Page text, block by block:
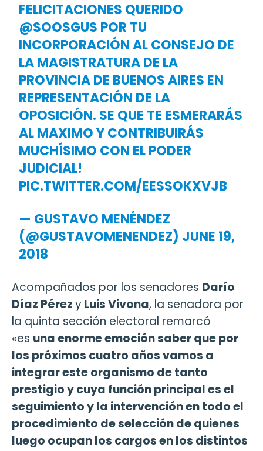
FELICITACIONES QUERIDO
@SOOSGUS POR TU
INCORPORACIÓN AL CONSEJO DE
LA MAGISTRATURA DE LA
PROVINCIA DE BUENOS AIRES EN
REPRESENTACIÓN DE LA
OPOSICIÓN. SE QUE TE ESMERARÁS
AL MAXIMO Y CONTRIBUIRÁS
MUCHÍSIMO CON EL PODER
JUDICIAL!
PIC.TWITTER.COM/EESSOKXVJB
— GUSTAVO MENÉNDEZ
(@GUSTAVOMENENDEZ) JUNE 19,
2018
Acompañados por los senadores Darío
Díaz PérezyLuis Vivona, la senadora por
la quinta sección electoral remarcó
«es una enorme emoción saber que por
los próximos cuatro años vamos a
integrar este organismo de tanto
prestigio y cuya función principal es el
seguimiento y la intervención en todo el
procedimiento de selección de quienes
luego ocupan los cargos en los distintos